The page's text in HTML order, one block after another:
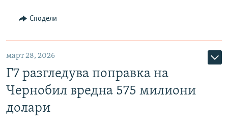
Сподели
март 28, 2026
Г7 разгледува поправка на
Чернобил вредна 575 милиони
долари